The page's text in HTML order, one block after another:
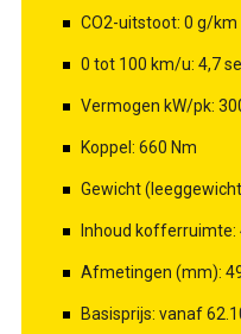
CO2-uitstoot: 0 g/km
0 tot 100 km/u: 4,7
Vermogen kW/pk:
Koppel: 660 Nm
Gewicht
Inhoud kofferruimte:
Afmetingen (mm):
Basisprijs: vanaf